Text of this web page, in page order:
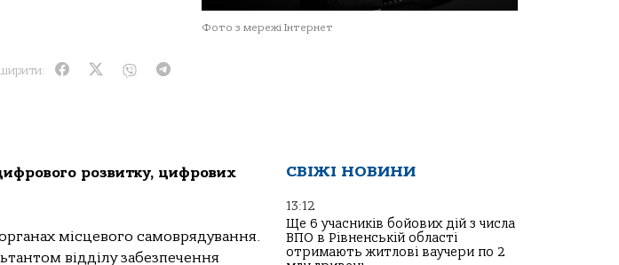
Фото з мережі Інтернет
розвитку, цифрових
місцевого самоврядування.
відділу забезпечення
СВІЖІ НОВИНИ
13:12
Ще 6 учасників бойових дій з числа
ВПО в Рівненській області
отримають житлові ваучери по 2